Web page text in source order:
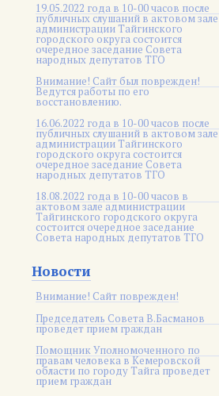
19.05.2022 года в 10-00 часов после
публичных слушаний в актовом зале
администрации Тайгинского
городского округа состоится
очередное заседание Совета
народных депутатов ТГО
Внимание! Сайт был поврежден!
Ведутся работы по его
восстановлению.
16.06.2022 года в 10-00 часов после
публичных слушаний в актовом зале
администрации Тайгинского
городского округа состоится
очередное заседание Совета
народных депутатов ТГО
18.08.2022 года в 10-00 часов в
актовом зале администрации
Тайгинского городского округа
состоится очередное заседание
Совета народных депутатов ТГО
Новости
Внимание! Сайт поврежден!
Председатель Совета В.Басманов
проведет прием граждан
Помощник Уполномоченного по
правам человека в Кемеровской
области по городу Тайга проведет
прием граждан